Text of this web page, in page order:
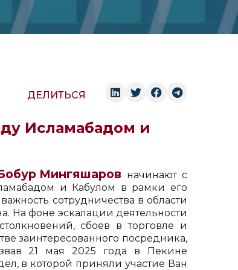
ДЕЛИТЬСЯ
Исламабадом и
Мингяшаров начинают с
и Кабулом в рамки его
сотрудничества в области
На фоне эскалации деятельности
сбоев в торговле и
заинтересованного посредника,
21 мая 2025 года в Пекине
в которой приняли участие Ван